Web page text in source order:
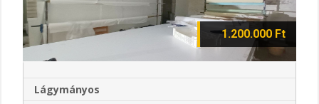
1.200.000 Ft
Lágymányos